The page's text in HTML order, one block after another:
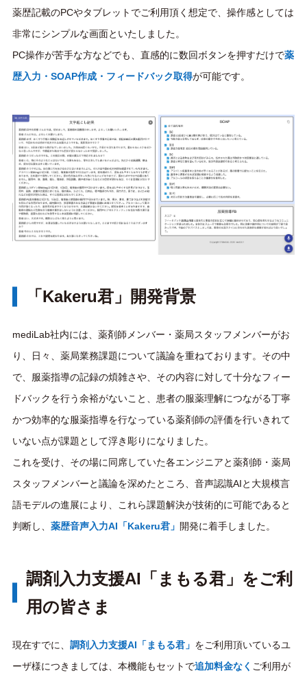
薬歴記載のPCやタブレットでご利用頂く想定で、操作感としては
非常にシンプルな画面といたしました。
PC操作が苦手な方などでも、直感的に数回ボタンを押すだけで薬
歴入力・SOAP作成・フィードバック取得が可能です。
「Kakeru君」開発背景
mediLab社内には、薬剤師メンバー・薬局スタッフメンバーがお
り、日々、薬局業務課題について議論を重ねております。 その中
で、服薬指導の記録の煩雑さや、その内容に対して十分なフィー
ドバックを行う余裕がないこと、患者の服薬理解につながる丁寧
かつ効率的な服薬指導を行なっている薬剤師の評価を行いきれて
いない点が課題として浮き彫りになりました。
これを受け、その場に同席していた各エンジニアと薬剤師・薬局
スタッフメンバーと議論を深めたところ、音声認識AIと大規模言
語モデルの進展により、これら課題解決が技術的に可能であると
判断し、 薬歴音声入力AI「Kakeru君」 開発に着手しました。
調剤入力支援AI「まもる君」をご利
用の皆さま
現在すでに、 調剤入力支援AI「まもる君」 をご利用頂いているユ
ーザ様につきましては、本機能もセットで追加料金なく ご利用が